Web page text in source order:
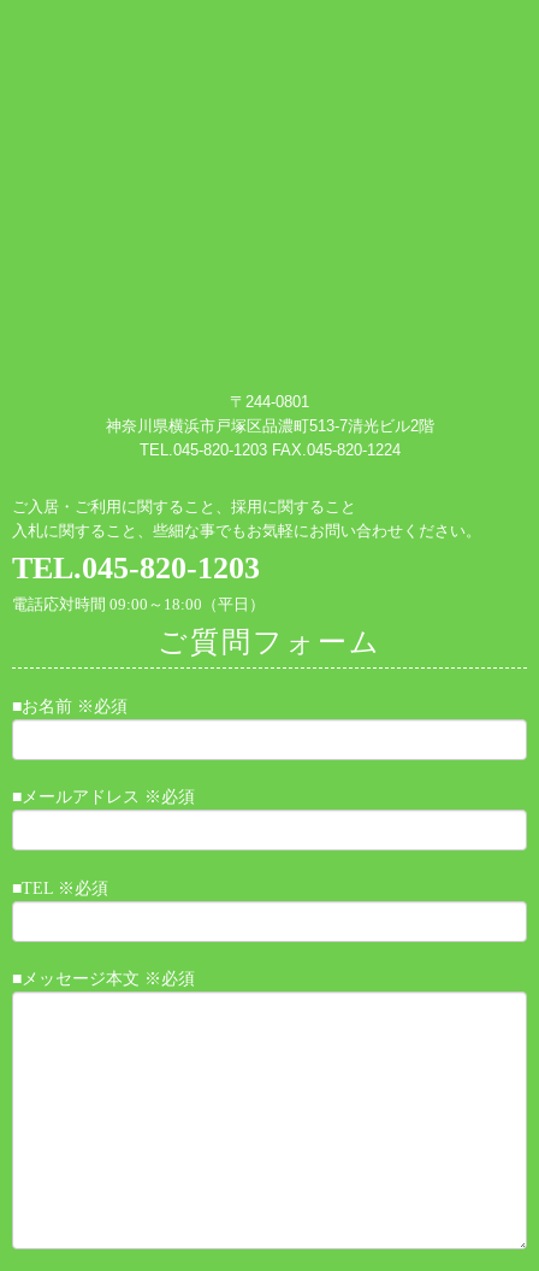
〒244-0801
神奈川県横浜市戸塚区品濃町513-7清光ビル2階
TEL.045-820-1203 FAX.045-820-1224
ご入居・ご利用に関すること、採用に関すること
入札に関すること、些細な事でもお気軽にお問い合わせください。
TEL.045-820-1203
電話応対時間 09:00～18:00（平日）
ご質問フォーム
■お名前 ※必須
■メールアドレス ※必須
■TEL ※必須
■メッセージ本文 ※必須